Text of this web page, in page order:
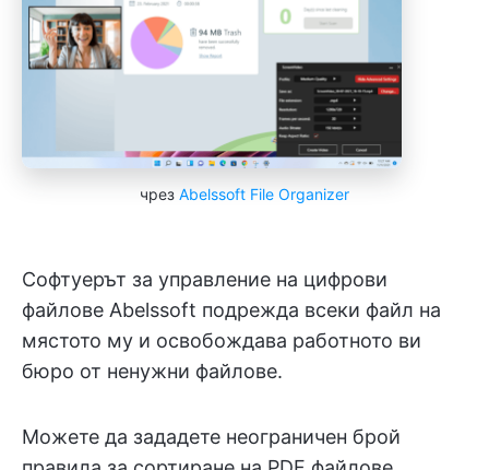
чрез Abelssoft File Organizer
Софтуерът за управление на цифрови
файлове Abelssoft подрежда всеки файл на
мястото му и освобождава работното ви
бюро от ненужни файлове.
Можете да зададете неограничен брой